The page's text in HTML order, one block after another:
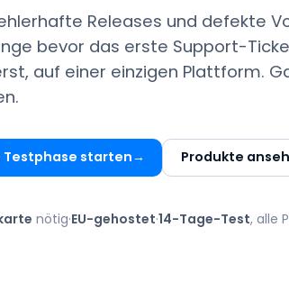
Releases und defekte
bevor das erste Support-
auf einer einzigen Plattform.
Testphase starten Produkte
nötig·EU-gehostet·14-Tage-Test, alle